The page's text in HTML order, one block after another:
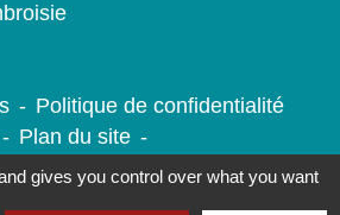
- Politique de confidentialité
- Plan du site -
gives you control over what you want